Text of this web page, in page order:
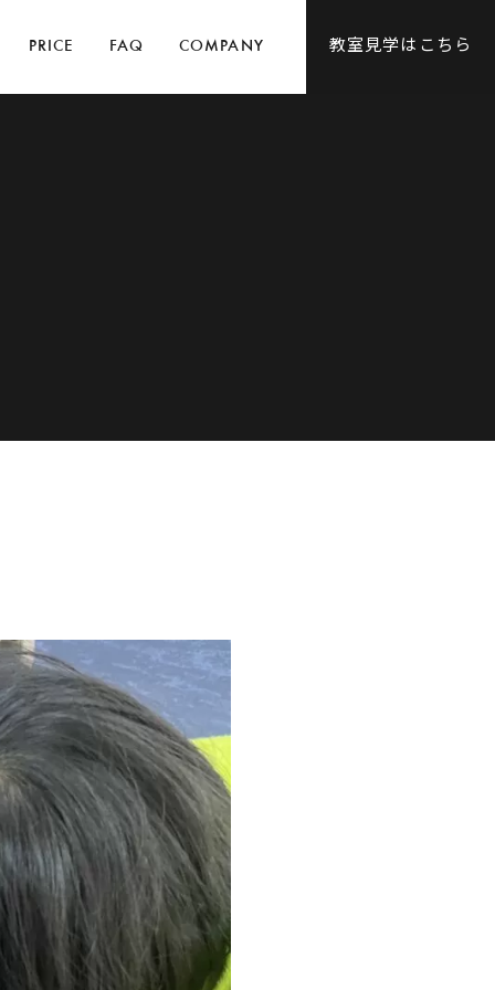
PRICE FAQ COMPANY 教室見学はこちら